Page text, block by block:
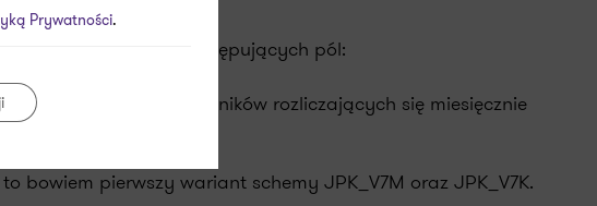
wypełnienie następujących pól:
JPK_V7M dla podatników rozliczających się miesięcznie
bowiem pierwszy wariant schemy JPK_V7M oraz JPK_V7K.
Prywatności.